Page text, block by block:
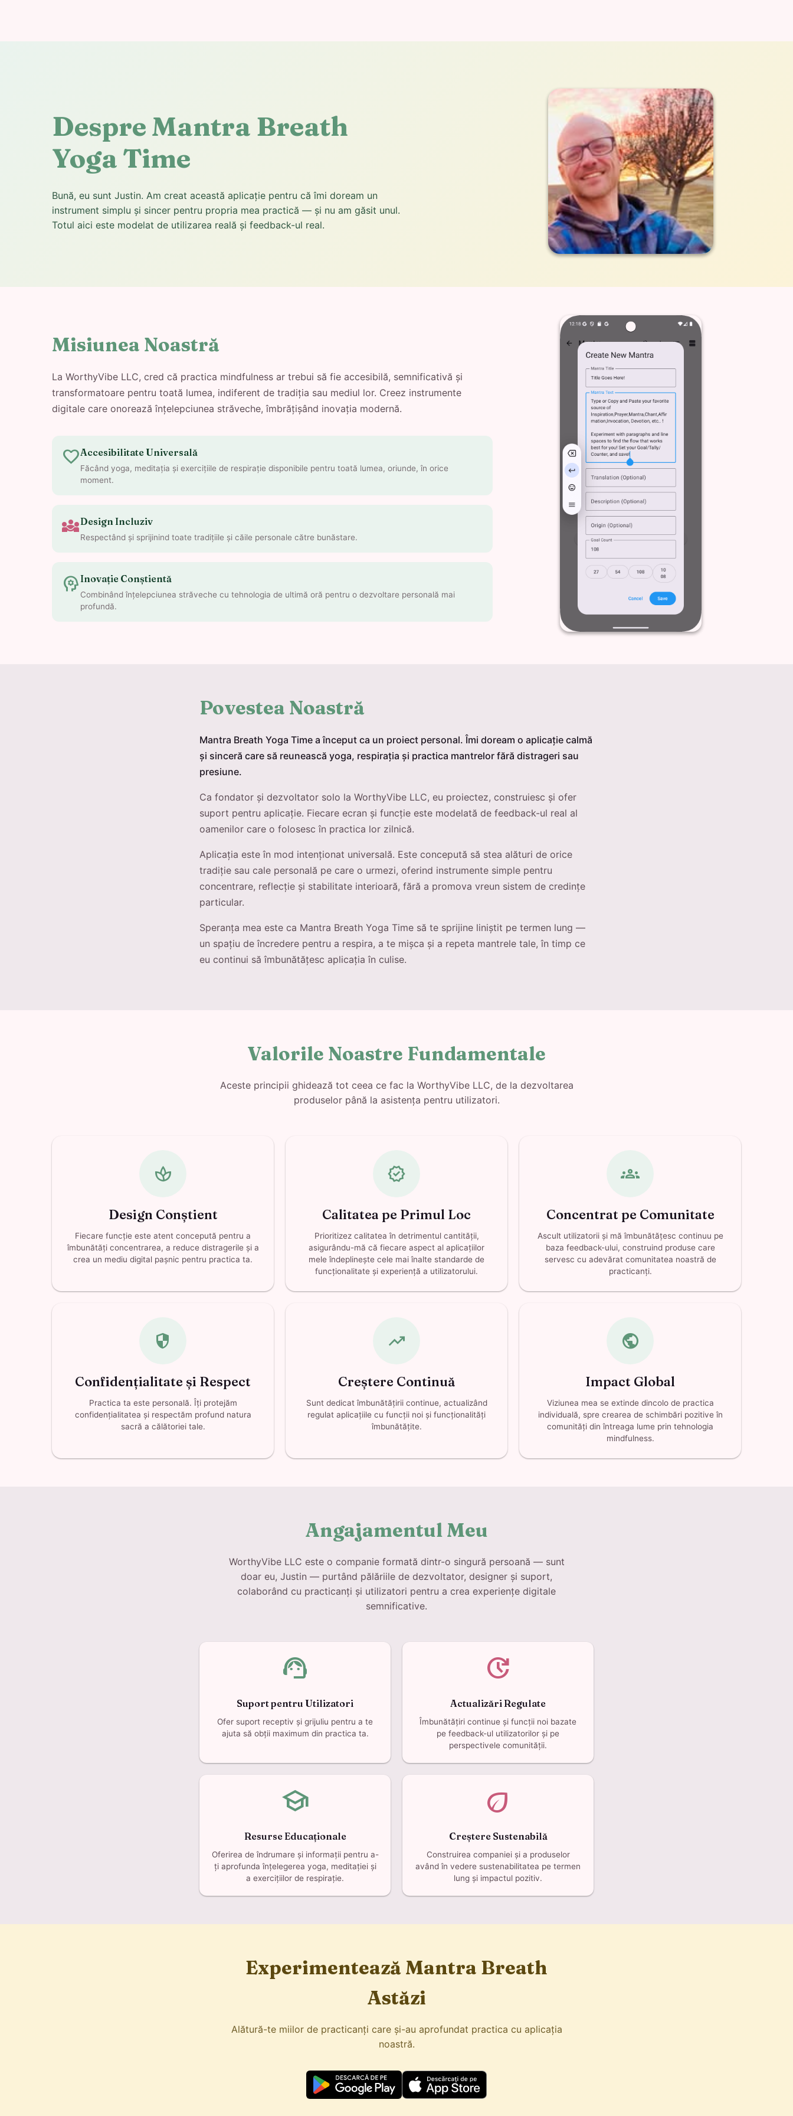
Despre Mantra Breath
Yoga Time
Bună, eu sunt Justin. Am creat această aplicație pentru că îmi doream un
instrument simplu și sincer pentru propria mea practică — și nu am găsit unul.
Totul aici este modelat de utilizarea reală și feedback-ul real.
Misiunea Noastră
La WorthyVibe LLC, cred că practica mindfulness ar trebui să fie accesibilă, semnificativă și
transformatoare pentru toată lumea, indiferent de tradiția sau mediul lor. Creez instrumente
digitale care onorează înțelepciunea străveche, îmbrățișând inovația modernă.
favoriteAccesibilitate Universală
Făcând yoga, meditația și exercițiile de respirație disponibile pentru toată lumea, oriunde, în orice
moment.
diversity_3Design Incluziv
Respectând și sprijinind toate tradițiile și căile personale către bunăstare.
psychology Inovație Conștientă
Combinând înțelepciunea străveche cu tehnologia de ultimă oră pentru o dezvoltare personală mai
profundă.
Povestea Noastră
Mantra Breath Yoga Time a început ca un proiect personal. Îmi doream o aplicație calmă
și sinceră care să reunească yoga, respirația și practica mantrelor fără distrageri sau
presiune.
Ca fondator și dezvoltator solo la WorthyVibe LLC, eu proiectez, construiesc și ofer
suport pentru aplicație. Fiecare ecran și funcție este modelată de feedback-ul real al
oamenilor care o folosesc în practica lor zilnică.
Aplicația este în mod intenționat universală. Este concepută să stea alături de orice
tradiție sau cale personală pe care o urmezi, oferind instrumente simple pentru
concentrare, reflecție și stabilitate interioară, fără a promova vreun sistem de credințe
particular.
Speranța mea este ca Mantra Breath Yoga Time să te sprijine liniștit pe termen lung —
un spațiu de încredere pentru a respira, a te mișca și a repeta mantrele tale, în timp ce
eu continui să îmbunătățesc aplicația în culise.
Valorile Noastre Fundamentale
Aceste principii ghidează tot ceea ce fac la WorthyVibe LLC, de la dezvoltarea
produselor până la asistența pentru utilizatori.
spa
Design Conștient
Fiecare funcție este atent concepută pentru a
îmbunătăți concentrarea, a reduce distragerile și a
crea un mediu digital pașnic pentru practica ta.
verified
Calitatea pe Primul Loc
Prioritizez calitatea în detrimentul cantității,
asigurându-mă că fiecare aspect al aplicațiilor
mele îndeplinește cele mai înalte standarde de
funcționalitate și experiență a utilizatorului.
groups
Concentrat pe Comunitate
Ascult utilizatorii și mă îmbunătățesc continuu pe
baza feedback-ului, construind produse care
servesc cu adevărat comunitatea noastră de
practicanți.
security
Confidențialitate și Respect
Practica ta este personală. Îți protejăm
confidențialitatea și respectăm profund natura
sacră a călătoriei tale.
trending_up
Creștere Continuă
Sunt dedicat îmbunătățirii continue, actualizând
regulat aplicațiile cu funcții noi și funcționalități
îmbunătățite.
public
Impact Global
Viziunea mea se extinde dincolo de practica
individuală, spre crearea de schimbări pozitive în
comunități din întreaga lume prin tehnologia
mindfulness.
Angajamentul Meu
WorthyVibe LLC este o companie formată dintr-o singură persoană — sunt
doar eu, Justin — purtând pălăriile de dezvoltator, designer și suport,
colaborând cu practicanți și utilizatori pentru a crea experiențe digitale
semnificative.
support_agent
Suport pentru Utilizatori
Ofer suport receptiv și grijuliu pentru a te
ajuta să obții maximum din practica ta.
update
Actualizări Regulate
Îmbunătățiri continue și funcții noi bazate
pe feedback-ul utilizatorilor și pe
perspectivele comunității.
school
Resurse Educaționale
Oferirea de îndrumare și informații pentru a-
ți aprofunda înțelegerea yoga, meditației și
a exercițiilor de respirație.
eco
Creștere Sustenabilă
Construirea companiei și a produselor
având în vedere sustenabilitatea pe termen
lung și impactul pozitiv.
Experimentează Mantra Breath
Astăzi
Alătură-te miilor de practicanți care și-au aprofundat practica cu aplicația
noastră.